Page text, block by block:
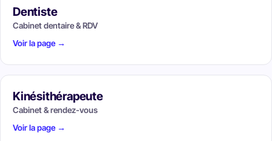
Dentiste
Cabinet dentaire & RDV
Voir la page →
Kinésithérapeute
Cabinet & rendez-vous
Voir la page →